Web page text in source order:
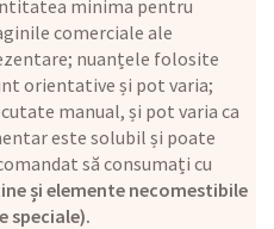
minima pentru
comerciale ale
nuanțele folosite
orientative și pot varia;
manual, și pot varia ca
este solubil și poate
să consumați cu
și elemente necomestibile
speciale).